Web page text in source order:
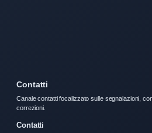
Contatti
Canale contatti focalizzato sulle segnalazioni,
correzioni.
Contatti